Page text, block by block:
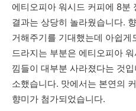
에티오피아 워시드 커피에 8분
결과는 상당히 놀라웠습니다.
거해주기를 기대했는데 아쉽
드라지는 부분은 에티오피아
낌들이 대부분 사라졌다는 것
소했습니다. 맛에서는 본연의
향미가 첨가되었습니다.